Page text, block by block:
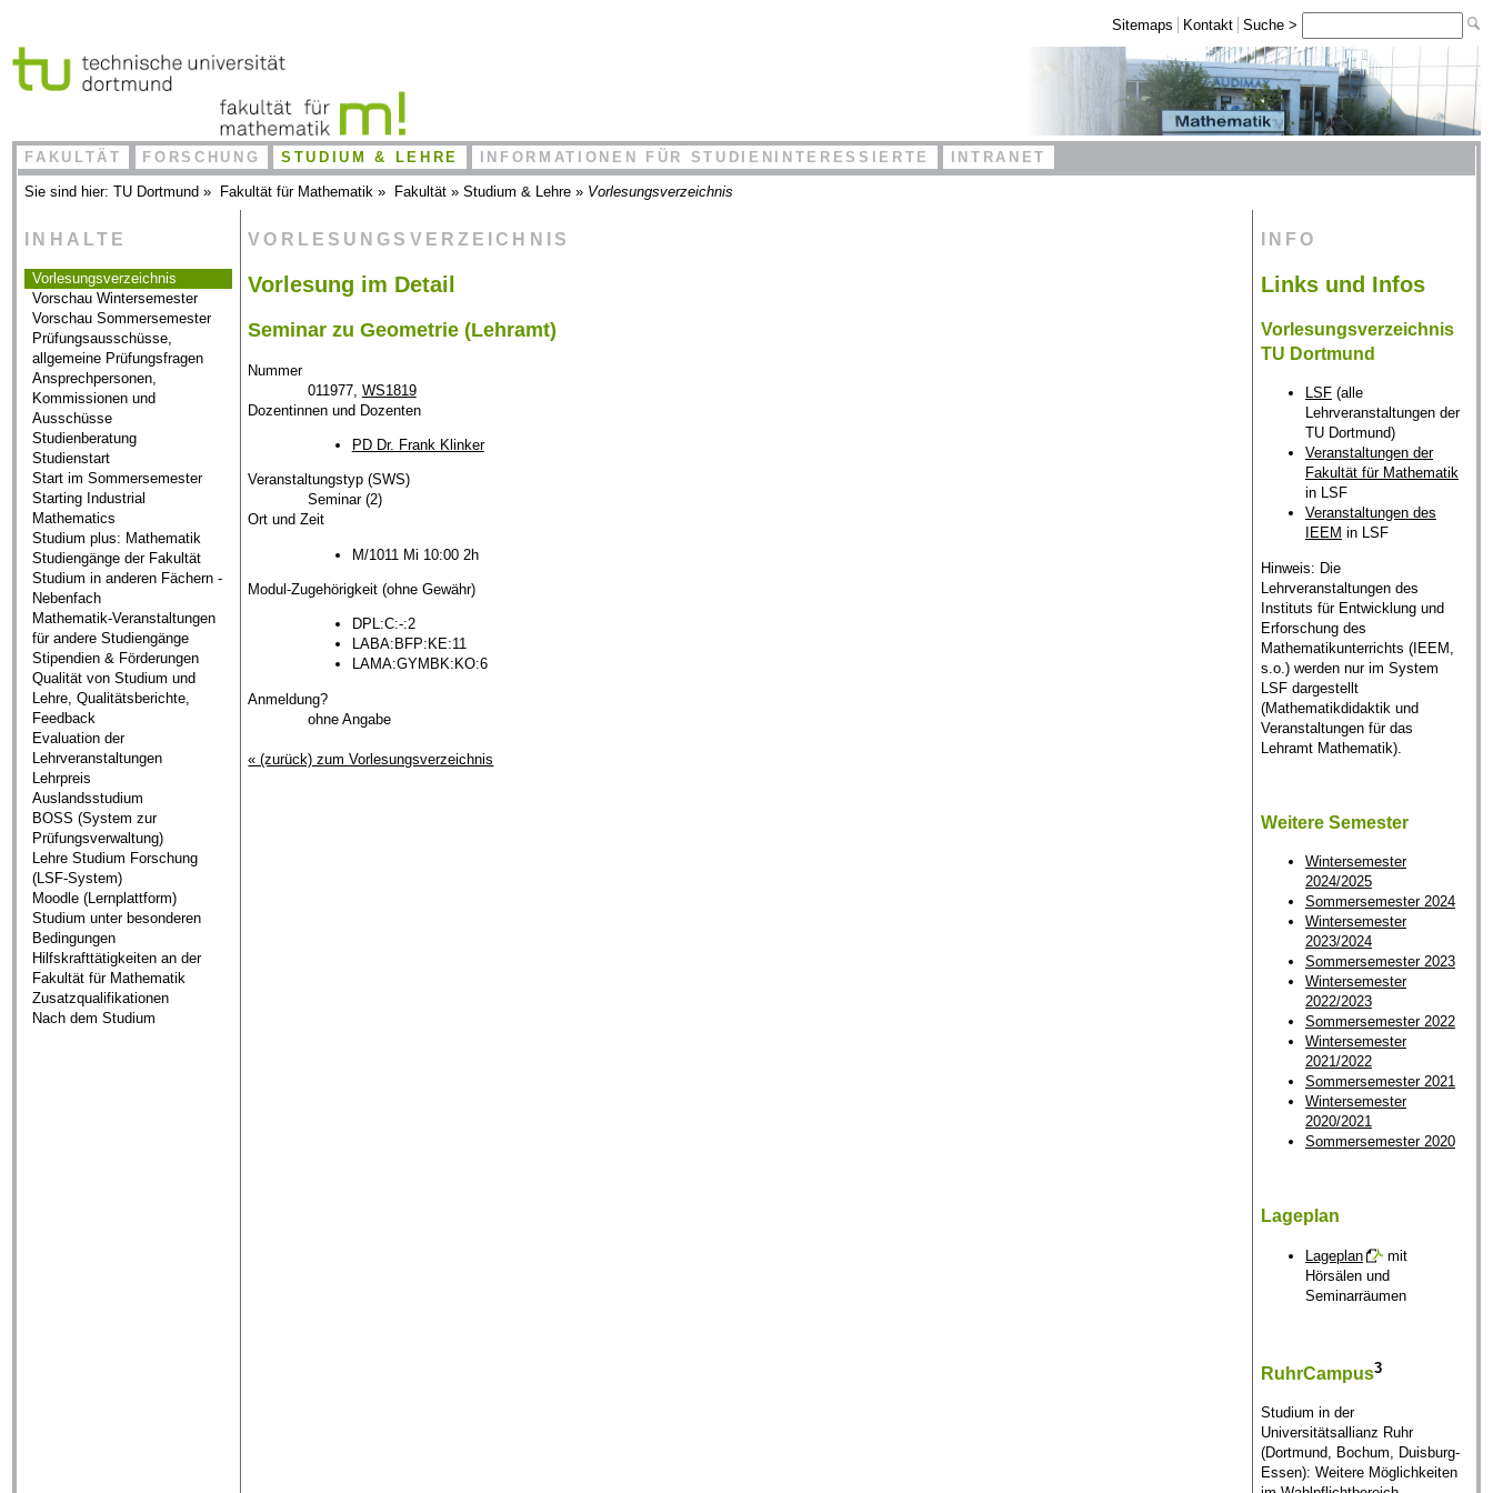
Sitemaps Kontakt Suche >
FAKULTÄT FORSCHUNG STUDIUM & LEHRE INFORMATIONEN FÜR STUDIENINTERESSIERTE INTRANET
Sie sind hier:TU Dortmund » Fakultät für Mathematik » Fakultät »Studium & Lehre » Vorlesungsverzeichnis
INHALTE
Vorlesungsverzeichnis
Vorschau Wintersemester
Vorschau Sommersemester
Prüfungsausschüsse,
allgemeine Prüfungsfragen
Ansprechpersonen,
Kommissionen und
Ausschüsse
Studienberatung
Studienstart
Start im Sommersemester
Starting Industrial
Mathematics
Studium plus: Mathematik
Studiengänge der Fakultät
Studium in anderen Fächern -
Nebenfach
Mathematik-Veranstaltungen
für andere Studiengänge
Stipendien & Förderungen
Qualität von Studium und
Lehre, Qualitätsberichte,
Feedback
Evaluation der
Lehrveranstaltungen
Lehrpreis
Auslandsstudium
BOSS (System zur
Prüfungsverwaltung)
Lehre Studium Forschung
(LSF-System)
Moodle (Lernplattform)
Studium unter besonderen
Bedingungen
Hilfskrafttätigkeiten an der
Fakultät für Mathematik
Zusatzqualifikationen
Nach dem Studium
VORLESUNGSVERZEICHNIS
Vorlesung im Detail
Seminar zu Geometrie (Lehramt)
Nummer
011977, WS1819
Dozentinnen und Dozenten
PD Dr. Frank Klinker
Veranstaltungstyp (SWS)
Seminar (2)
Ort und Zeit
M/1011 Mi 10:00 2h
Modul-Zugehörigkeit (ohne Gewähr)
DPL:C:-:2
LABA:BFP:KE:11
LAMA:GYMBK:KO:6
Anmeldung?
ohne Angabe
« (zurück) zum Vorlesungsverzeichnis
INFO
Links und Infos
Vorlesungsverzeichnis
TU Dortmund
LSF(alle
Lehrveranstaltungen der
TU Dortmund)
Veranstaltungen der
Fakultät für Mathematik
in LSF
Veranstaltungen des
IEEM in LSF
Hinweis: Die
Lehrveranstaltungen des
Instituts für Entwicklung und
Erforschung des
Mathematikunterrichts (IEEM,
s.o.) werden nur im System
LSF dargestellt
(Mathematikdidaktik und
Veranstaltungen für das
Lehramt Mathematik).
Weitere Semester
Wintersemester
2024/2025
Sommersemester 2024
Wintersemester
2023/2024
Sommersemester 2023
Wintersemester
2022/2023
Sommersemester 2022
Wintersemester
2021/2022
Sommersemester 2021
Wintersemester
2020/2021
Sommersemester 2020
Lageplan
Lageplan
mit
Hörsälen und
Seminarräumen
RuhrCampus3
Studium in der
Universitätsallianz Ruhr
(Dortmund, Bochum, Duisburg-
Essen): Weitere Möglichkeiten